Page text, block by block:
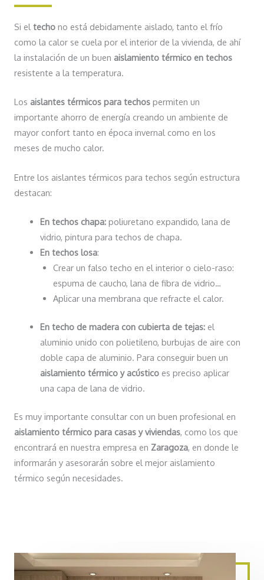
Si el techo no está debidamente aislado, tanto el frío
como la calor se cuela por el interior de la vivienda, de ahí
la instalación de un buen aislamiento térmico en techos
resistente a la temperatura.
Los aislantes térmicos para techos permiten un
importante ahorro de energía creando un ambiente de
mayor confort tanto en época invernal como en los
meses de mucho calor.
Entre los aislantes térmicos para techos según estructura
destacan:
En techos chapa:poliuretano expandido, lana de
vidrio, pintura para techos de chapa.
En techos losa:
Crear un falso techo en el interior o cielo-raso:
espuma de caucho, lana de fibra de vidrio…
Aplicar una membrana que refracte el calor.
En techo de madera con cubierta de tejas:el
aluminio unido con polietileno, burbujas de aire con
doble capa de aluminio. Para conseguir buen un
aislamiento térmico y acústicoes preciso aplicar
una capa de lana de vidrio.
Es muy importante consultar con un buen profesional en
aislamiento térmico para casas y viviendas, como los que
encontrará en nuestra empresa en Zaragoza, en donde le
informarán y asesorarán sobre el mejor aislamiento
térmico según necesidades.